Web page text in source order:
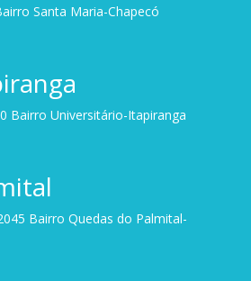
Santa Maria-Chapecó
Bairro Universitário-Itapiranga
Bairro Quedas do Palmital-